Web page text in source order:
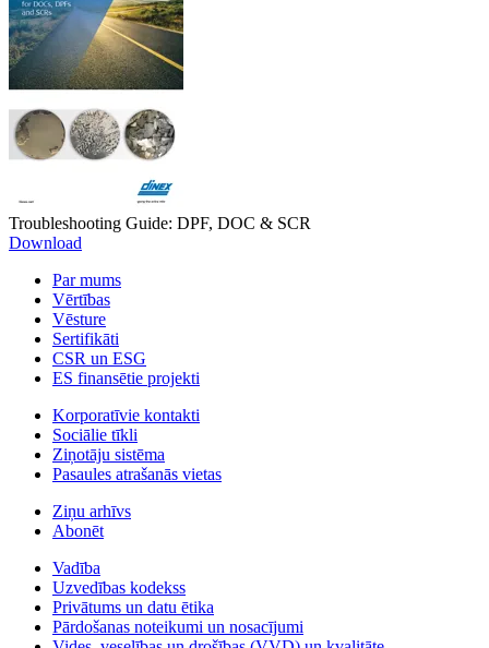
Troubleshooting Guide: DPF, DOC & SCR
Download
Par mums
Vērtības
Vēsture
Sertifikāti
CSR un ESG
ES finansētie projekti
Korporatīvie kontakti
Sociālie tīkli
Ziņotāju sistēma
Pasaules atrašanās vietas
Ziņu arhīvs
Abonēt
Vadība
Uzvedības kodekss
Privātums un datu ētika
Pārdošanas noteikumi un nosacījumi